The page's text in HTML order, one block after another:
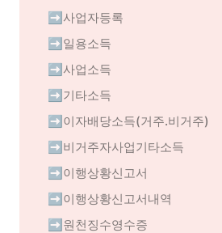
➡️사업자등록
➡️일용소득
➡️사업소득
➡️기타소득
➡️이자배당소득(거주.비거주)
➡️비거주자사업기타소득
➡️이행상황신고서
➡️이행상황신고서내역
➡️원천징수영수증